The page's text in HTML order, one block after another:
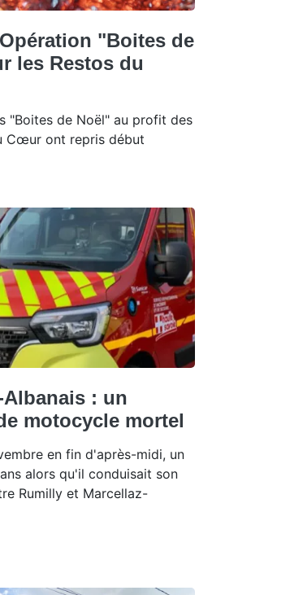
"Boites de
les Restos du
"Boites de Noël" au profit des
Cœur ont repris début
Albanais : un
motocycle mortel
en fin d'après-midi, un
alors qu'il conduisait son
Rumilly et Marcellaz-